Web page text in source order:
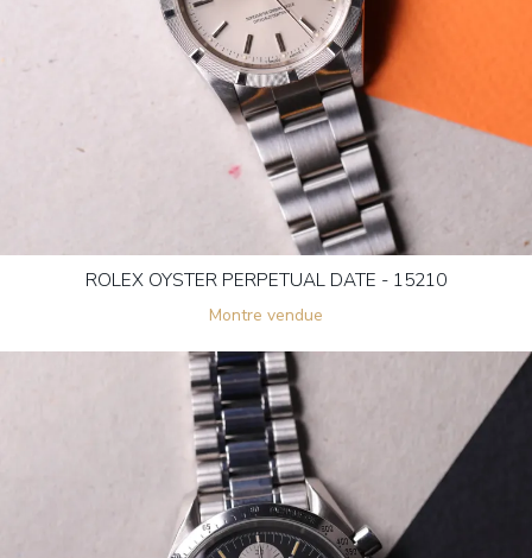
ROLEX OYSTER PERPETUAL DATE - 15210
Montre vendue